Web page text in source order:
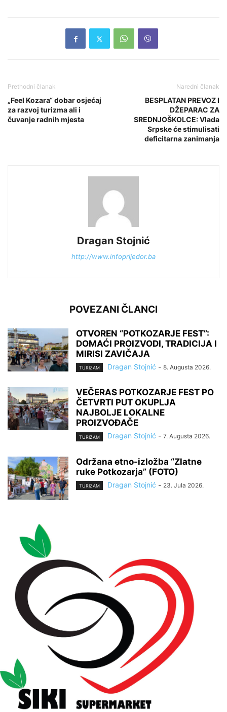
Prethodni članak
„Feel Kozara“ dobar osjećaj
za razvoj turizma ali i
čuvanje radnih mjesta
Naredni članak
BESPLATAN PREVOZ I
DŽEPARAC ZA
SREDNJOŠKOLCE: Vlada
Srpske će stimulisati
deficitarna zanimanja
Dragan Stojnić
http://www.infoprijedor.ba
POVEZANI ČLANCI
OTVOREN “POTKOZARJE FEST”:
DOMAĆI PROIZVODI, TRADICIJA I
MIRISI ZAVIČAJA
TURIZAM Dragan Stojnić - 8. Augusta 2026.
VEČERAS POTKOZARJE FEST PO
ČETVRTI PUT OKUPLJA
NAJBOLJE LOKALNE
PROIZVOĐAČE
TURIZAM Dragan Stojnić - 7. Augusta 2026.
Održana etno-izložba “Zlatne
ruke Potkozarja” (FOTO)
TURIZAM Dragan Stojnić - 23. Jula 2026.